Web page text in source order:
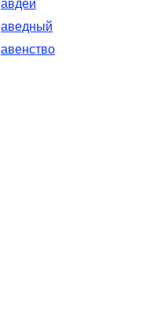
авдей
аведный
авенство